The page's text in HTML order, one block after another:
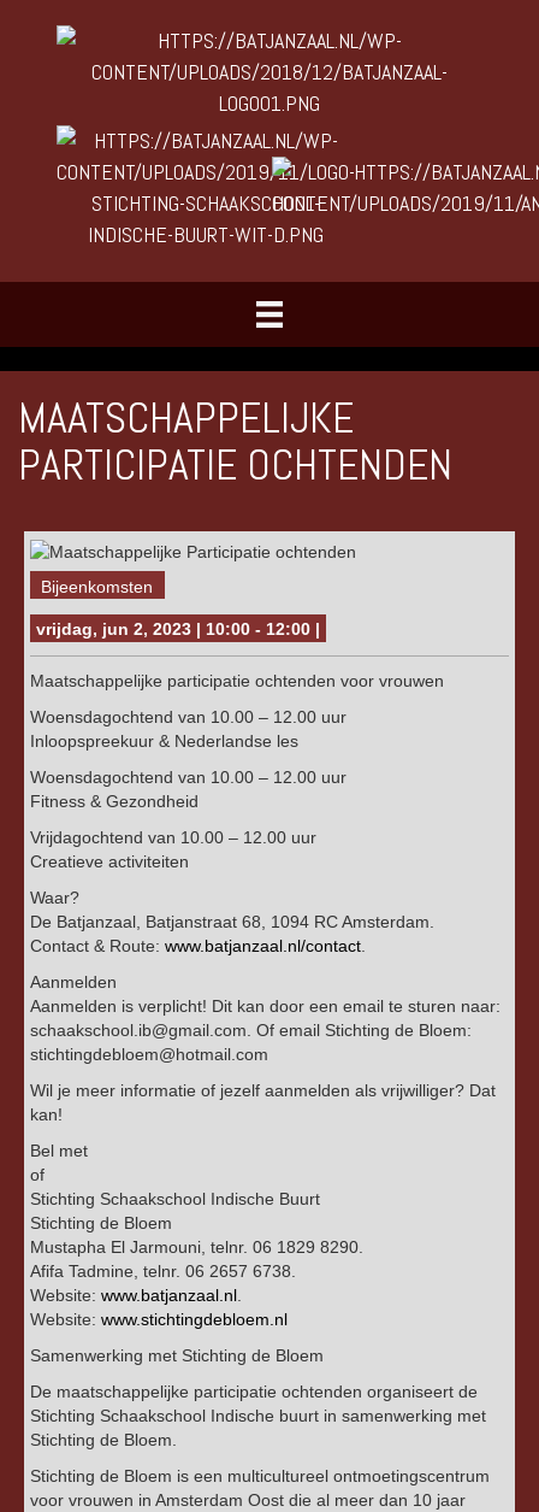
MAATSCHAPPELIJKE
PARTICIPATIE OCHTENDEN
Bijeenkomsten
vrijdag, jun 2, 2023 | 10:00 - 12:00 |
Maatschappelijke participatie ochtenden voor vrouwen
Woensdagochtend van 10.00 – 12.00 uur
Inloopspreekuur & Nederlandse les
Woensdagochtend van 10.00 – 12.00 uur
Fitness & Gezondheid
Vrijdagochtend van 10.00 – 12.00 uur
Creatieve activiteiten
Waar?
De Batjanzaal, Batjanstraat 68, 1094 RC Amsterdam.
Contact & Route: www.batjanzaal.nl/contact
Aanmelden
Aanmelden is verplicht! Dit kan door een email te sturen naar:
schaakschool.ib@gmail.com. Of email Stichting de Bloem:
stichtingdebloem@hotmail.com
Wil je meer informatie of jezelf aanmelden als vrijwilliger? Dat
kan!
Bel met
of
Stichting Schaakschool Indische Buurt
Stichting de Bloem
Mustapha El Jarmouni, telnr. 06 1829 8290.
Afifa Tadmine, telnr. 06 2657 6738.
Website: www.batjanzaal.nl
Website: www.stichtingdebloem.nl
Samenwerking met Stichting de Bloem
De maatschappelijke participatie ochtenden organiseert de
Stichting Schaakschool Indische buurt in samenwerking met
Stichting de Bloem.
Stichting de Bloem is een multicultureel ontmoetingscentrum
voor vrouwen in Amsterdam Oost die al meer dan 10 jaar